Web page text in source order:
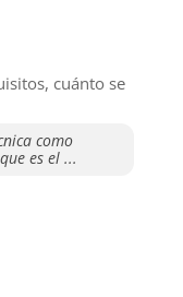
cuánto se
como
es el ...